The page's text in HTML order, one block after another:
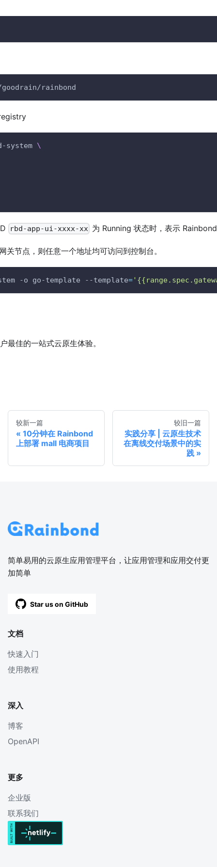
rainbond
\
rbd-app-ui-xxxx-xx 为 Running 状态时，表示
节点，则任意一个地址均可访问到控制台。
-o go-template --template=
佳的一站式云原生体验。
较新一篇
10分钟在 Rainbond
上部署 mall 电商项目
较旧一篇
实践分享 | 云原生技术
在离线交付场景中的实
践
简单易用的云原生应用管理平台，让应用管理和应用交付更
加简单
Star us on GitHub
文档
快速入门
使用教程
深入
博客
OpenAPI
更多
企业版
联系我们